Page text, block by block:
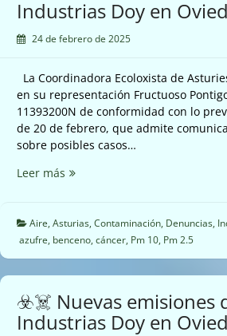
la
contaminación
del
☠️☣️
Industrias Doy en
24 de febrero de 2025
La Coordinadora Ecoloxista de
en su representación Fructuoso
11393200N de conformidad con lo
de 20 de febrero, que admite
sobre posibles casos…
Leer más ☣️☠️
Industrias
Doy
en
Oviedo
Aire, Asturias, Contaminación, Denuncias,
azufre, benceno, cáncer, Pm 10, Pm 2.5
☣️☠️ Nuevas emisiones
Industrias Doy en